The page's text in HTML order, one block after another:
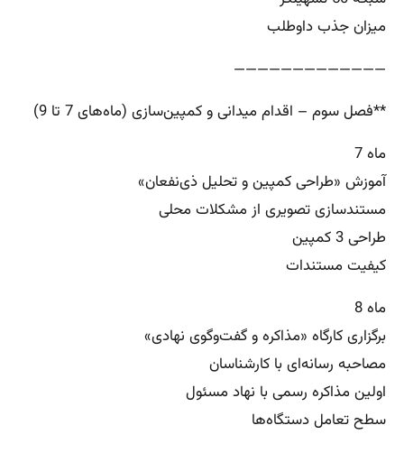
میزان جذب داوطلب
—————————————
**فصل سوم – اقدام میدانی و کمپین‌سازی (ماه‌های 7 تا 9)
ماه 7
آموزش «طراحی کمپین و تحلیل ذی‌نفعان»
مستندسازی تصویری از مشکلات محلی
طراحی 3 کمپین
کیفیت مستندات
ماه 8
برگزاری کارگاه «مذاکره و گفت‌وگوی نهادی»
مصاحبه رسانه‌ای با کارشناسان
اولین مذاکره رسمی با نهاد مسئول
سطح تعامل دستگاه‌ها